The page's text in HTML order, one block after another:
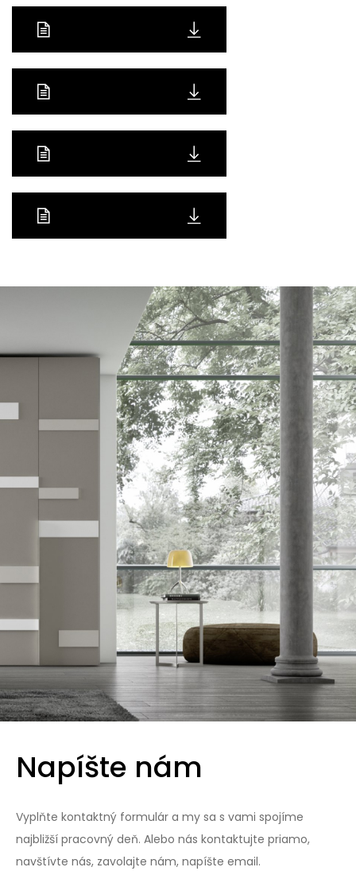
Napíšte nám
Vyplňte kontaktný formulár a my sa s vami spojíme
najbližší pracovný deň. Alebo nás kontaktujte priamo,
navštívte nás, zavolajte nám, napíšte email.